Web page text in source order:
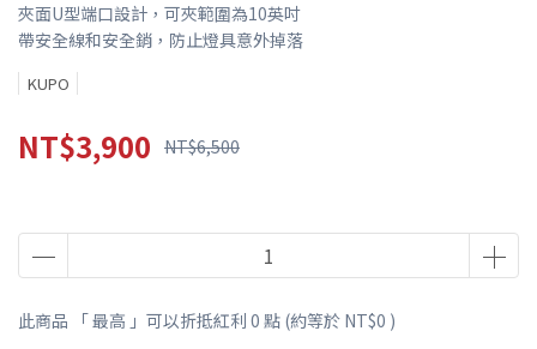
夾面U型端口設計，可夾範圍為10英吋
帶安全線和安全銷，防止燈具意外掉落
KUPO
NT$3,900 NT$6,500
此商品 「 最高 」可以折抵紅利 0 點 (約等於 NT$0 )